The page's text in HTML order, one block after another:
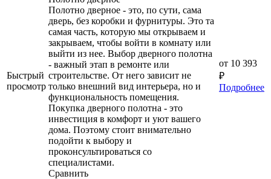
Быстрый
просмотр
Полотно дверное - это, по сути, сама
дверь, без коробки и фурнитуры. Это та
самая часть, которую мы открываем и
закрываем, чтобы войти в комнату или
выйти из нее. Выбор дверного полотна
- важный этап в ремонте или
строительстве. От него зависит не
только внешний вид интерьера, но и
функциональность помещения.
Покупка дверного полотна - это
инвестиция в комфорт и уют вашего
дома. Поэтому стоит внимательно
подойти к выбору и
проконсультироваться со
специалистами.
Сравнить
от 10 393
₽
Подробнее